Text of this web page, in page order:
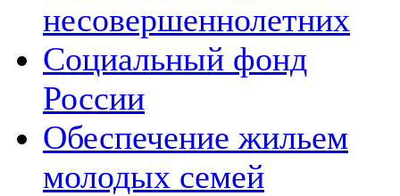
несовершеннолетних
Социальный фонд
России
Обеспечение жильем
молодых семей